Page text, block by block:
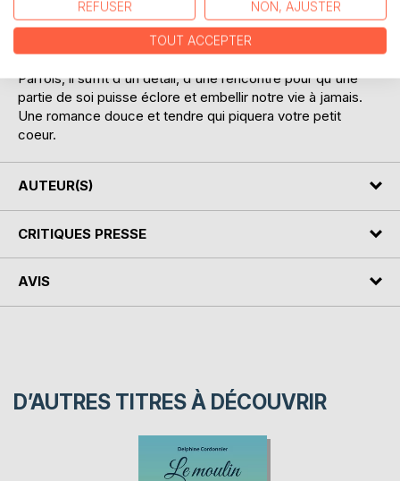
changer d'air pour se retrouver face à elle-même. Elle
entame alors un chemin sinueux entre le Pays-Basque et
les Hautes-Pyrénées.
Parfois, il suffit d'un détail, d'une rencontre pour qu'une
partie de soi puisse éclore et embellir notre vie à jamais.
Une romance douce et tendre qui piquera votre petit
coeur.
AUTEUR(S)
CRITIQUES PRESSE
AVIS
D’AUTRES TITRES À DÉCOUVRIR
REFUSER NON, AJUSTER
TOUT ACCEPTER